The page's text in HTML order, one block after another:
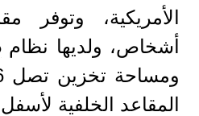
أشخاص، ولديها نظام
المقاعد الخلفية